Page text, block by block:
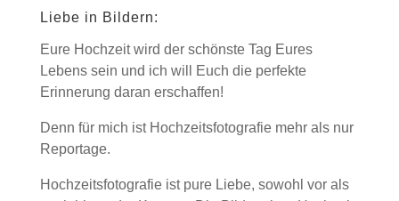
Liebe in Bildern:
Eure Hochzeit wird der schönste Tag Eures
Lebens sein und ich will Euch die perfekte
Erinnerung daran erschaffen!
Denn für mich ist Hochzeitsfotografie mehr als nur
Reportage.
Hochzeitsfotografie ist pure Liebe, sowohl vor als